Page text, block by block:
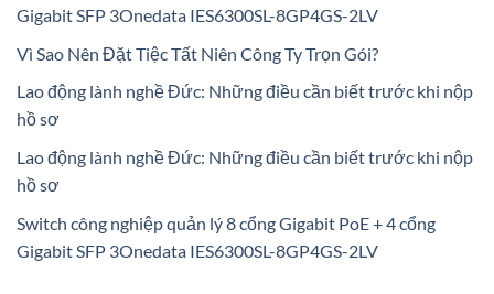
Gigabit SFP 3Onedata IES6300SL-8GP4GS-2LV
Vì Sao Nên Đặt Tiệc Tất Niên Công Ty Trọn Gói?
Lao động lành nghề Đức: Những điều cần biết trước khi nộp
hồ sơ
Lao động lành nghề Đức: Những điều cần biết trước khi nộp
hồ sơ
Switch công nghiệp quản lý 8 cổng Gigabit PoE + 4 cổng
Gigabit SFP 3Onedata IES6300SL-8GP4GS-2LV